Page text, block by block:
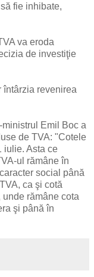
fie inhibate,
va eroda
de investiţie
întârzia revenirea
ministrul Emil Boc a
de TVA: "Cotele
iulie. Asta ce
ul rămâne în
social până
ca şi cotă
rămâne cota
şi până în